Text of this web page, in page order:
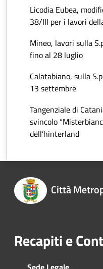
Licodia Eubea,
38/III per i lavori
Mineo, lavori sulla
fino al 28 luglio
Calatabiano, sulla
13 settembre
Tangenziale di
svincolo
dell’hinterland
Città
Recapiti e